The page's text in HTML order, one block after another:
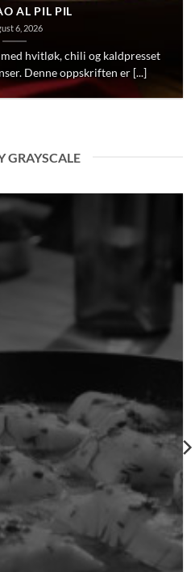
AL PIL PIL
6, 2026
hvitløk, chili og kaldpresset
Denne oppskriften er [...]
GRAYSCALE